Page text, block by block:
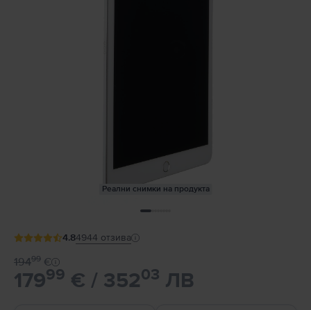
Реални снимки на продукта
4.84944 отзива
17999 € / 35203 ЛВ
19499 €